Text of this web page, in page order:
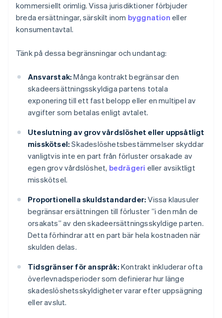
kommersiellt orimlig. Vissa jurisdiktioner förbjuder
breda ersättningar, särskilt inom byggnation eller
konsumentavtal.
Tänk på dessa begränsningar och undantag:
Ansvarstak: Många kontrakt begränsar den
skadeersättningsskyldiga partens totala
exponering till ett fast belopp eller en multipel av
avgifter som betalas enligt avtalet.
Uteslutning av grov vårdslöshet eller uppsåtligt
misskötsel: Skadeslöshetsbestämmelser skyddar
vanligtvis inte en part från förluster orsakade av
egen grov vårdslöshet, bedrägeri eller avsiktligt
misskötsel.
Proportionella skuldstandarder: Vissa klausuler
begränsar ersättningen till förluster ”i den mån de
orsakats” av den skadeersättningsskyldige parten.
Detta förhindrar att en part bär hela kostnaden när
skulden delas.
Tidsgränser för anspråk: Kontrakt inkluderar ofta
överlevnadsperioder som definierar hur länge
skadeslöshetsskyldigheter varar efter uppsägning
eller avslut.